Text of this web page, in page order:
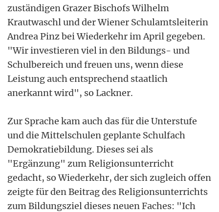
zuständigen Grazer Bischofs Wilhelm
Krautwaschl und der Wiener Schulamtsleiterin
Andrea Pinz bei Wiederkehr im April gegeben.
"Wir investieren viel in den Bildungs- und
Schulbereich und freuen uns, wenn diese
Leistung auch entsprechend staatlich
anerkannt wird", so Lackner.
Zur Sprache kam auch das für die Unterstufe
und die Mittelschulen geplante Schulfach
Demokratiebildung. Dieses sei als
"Ergänzung" zum Religionsunterricht
gedacht, so Wiederkehr, der sich zugleich offen
zeigte für den Beitrag des Religionsunterrichts
zum Bildungsziel dieses neuen Faches: "Ich